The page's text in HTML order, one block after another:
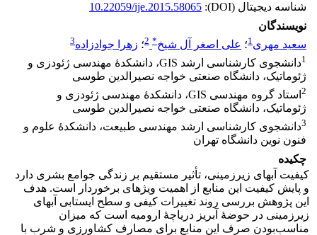
شناسه دیجیتال (DOI):
10.22059/ije.2015.58065
نویسندگان
سعید مهری1؛ علی اصغر آل شیخ*
2؛ زهرا جوادزاده3
1
دانشجوی کارشناسی ارشد GIS، دانشکدۀ مهندسی ژئودزی و
ژئوماتیک، دانشگاه صنعتی خواجه نصیرالدین طوسی
2
استاد گروه مهندسی GIS، دانشکدۀ مهندسی ژئودزی و
ژئوماتیک، دانشگاه صنعتی خواجه نصیرالدین طوسی
3دانشجوی کارشناسی ارشد مهندسی طبیعت، دانشکدۀ علوم و
فنون نوین دانشگاه تهران
چکیده
کیفیت آب‏های زیرزمینی، تأثیر مستقیم بر زندگی جوامع بشری دارد
و پایش کیفیت این منابع از اهمیت ویژه‏ای برخوردار است. هدف
این پژوهش بررسی روند تغییرات کیفی و سطح ایستابی آب‏های
زیرزمینی در حوضۀ آبریز دریاچۀ ارومیه است که میزان
مناسب‌بودن صرف این منابع برای مصارف کشاورزی و شرب با